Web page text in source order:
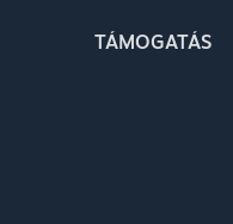
TÁMOGATÁS